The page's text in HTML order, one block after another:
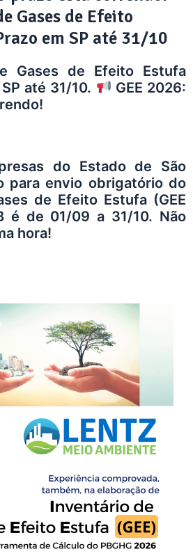
Gases de Efeito
em SP até 31/10
Gases de Efeito Estufa
até 31/10.
GEE 2026:
do Estado de São
para envio obrigatório do
de Efeito Estufa (GEE
é de 01/09 a 31/10. Não
hora!